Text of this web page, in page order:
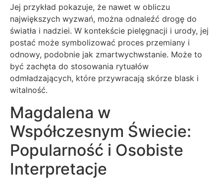
Jej przykład pokazuje, że nawet w obliczu
największych wyzwań, można odnaleźć drogę do
światła i nadziei. W kontekście pielęgnacji i urody, jej
postać może symbolizować proces przemiany i
odnowy, podobnie jak zmartwychwstanie. Może to
być zachęta do stosowania rytuałów
odmładzających, które przywracają skórze blask i
witalność.
Magdalena w
Współczesnym Świecie:
Popularność i Osobiste
Interpretacje